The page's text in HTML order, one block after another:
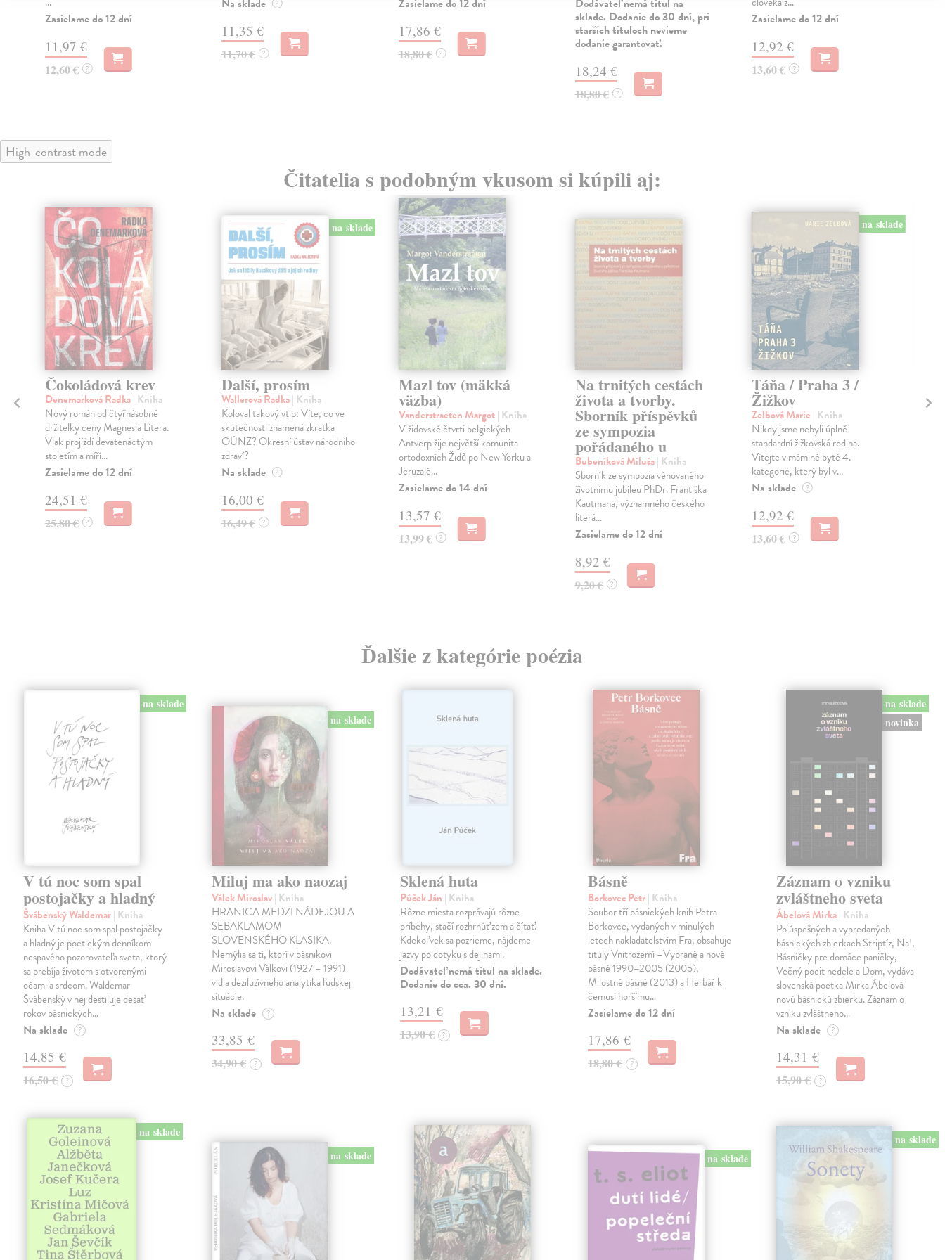
Zasielame do 12 dní
11,97 €
12,60 € ?
?
11,35 €
11,70 € ?
17,86 €
18,80 € ?
sklade. Dodanie do 30 dní, pri
starších tituloch nevieme
dodanie garantovať.
18,24 €
18,80 € ?
Zasielame do 12 dní
12,92 €
13,60 € ?
High-contrast mode
Čitatelia s podobným vkusom si kúpili aj:
Čokoládová krev
Denemarková Radka| Kniha
Nový román od čtyřnásobné
držitelky ceny Magnesia Litera.
Vlak projíždí devatenáctým
stoletím a míří...
Zasielame do 12 dní
24,51 €
25,80 € ?
na sklade
Další, prosím
Wallerová Radka| Kniha
Koloval takový vtip: Víte, co ve
skutečnosti znamená zkratka
OÚNZ? Okresní ústav národního
zdraví?
Na sklade ?
16,00 €
16,49 € ?
Mazl tov (mäkká
väzba)
Vanderstraeten Margot| Kniha
V židovské čtvrti belgických
Antverp žije největší komunita
ortodoxních Židů po New Yorku a
Jeruzalé...
Zasielame do 14 dní
13,57 €
13,99 € ?
Na trnitých cestách
života a tvorby.
Sborník příspěvků
ze sympozia
pořádaného u
Bubeníková Miluša| Kniha
Sborník ze sympozia věnovaného
životnímu jubileu PhDr. Františka
Kautmana, významného českého
literá...
Zasielame do 12 dní
8,92 €
9,20 € ?
na sklade
Táňa / Praha 3 /
Žižkov
Zelbová Marie | Kniha
Nikdy jsme nebyli úplně
standardní žižkovská rodina.
Vítejte v mámině bytě 4.
kategorie, který byl v...
Na sklade ?
12,92 €
13,60 € ?
Ďalšie z kategórie poézia
na sklade
V tú noc som spal
postojačky a hladný
Švábenský Waldemar| Kniha
Kniha V tú noc som spal postojačky
a hladný je poetickým denníkom
nespavého pozorovateľa sveta, ktorý
sa prebíja životom s otvorenými
očami a srdcom. Waldemar
Švábenský v nej destiluje desať
rokov básnických…
Na sklade ?
14,85 €
16,50 € ?
na sklade
Miluj ma ako naozaj
Válek Miroslav| Kniha
HRANICA MEDZI NÁDEJOU A
SEBAKLAMOM
SLOVENSKÉHO KLASIKA.
Nemýlia sa tí, ktorí v básnikovi
Miroslavovi Válkovi (1927 – 1991)
vidia deziluzívneho analytika ľudskej
situácie.
Na sklade ?
33,85 €
34,90 € ?
Sklená huta
Púček Ján | Kniha
Rôzne miesta rozprávajú rôzne
príbehy, stačí rozhrnúť zem a čítať.
Kdekoľvek sa pozrieme, nájdeme
jazvy po dotyku s dejinami.
Dodávateľ nemá titul na sklade.
Dodanie do cca. 30 dní.
13,21 €
13,90 € ?
Básně
Borkovec Petr| Kniha
Soubor tří básnických knih Petra
Borkovce, vydaných v minulých
letech nakladatelstvím Fra, obsahuje
tituly Vnitrozemí –Vybrané a nové
básně 1990–2005 (2005),
Milostné básně (2013) a Herbář k
čemusi horšímu…
Zasielame do 12 dní
17,86 €
18,80 € ?
na sklade
novinka
Záznam o vzniku
zvláštneho sveta
Ábelová Mirka| Kniha
Po úspešných a vypredaných
básnických zbierkach Striptíz, Na!,
Básničky pre domáce paničky,
Večný pocit nedele a Dom, vydáva
slovenská poetka Mirka Ábelová
novú básnickú zbierku. Záznam o
vzniku zvláštneho…
Na sklade ?
14,31 €
15,90 € ?
na sklade
na sklade
na sklade
na sklade